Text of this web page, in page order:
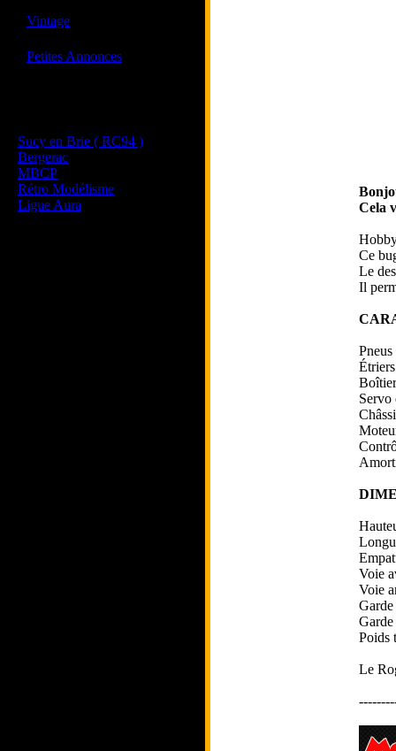
Vintage
Petites Annonces
Sucy en Brie ( RC94 )
Bergerac
MBCP
Rétro Modélisme
Ligue Aura
Cela
Ce
Le
Il
Voie
Voie
Poids
Le